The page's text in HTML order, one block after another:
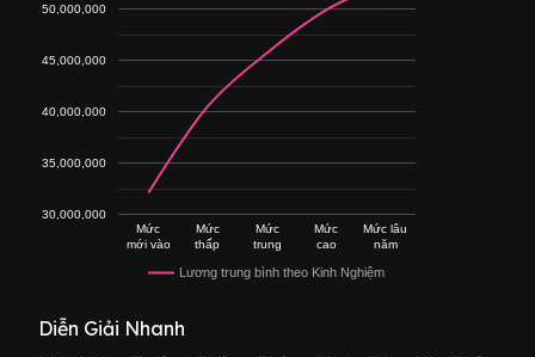
Lương trung bình theo Kinh Nghiệm
Mức
mới vào
Mức
thấp
Mức
trung
Mức
cao
Mức lâu
năm
30,000,000
35,000,000
40,000,000
45,000,000
50,000,000
Diễn Giải Nhanh